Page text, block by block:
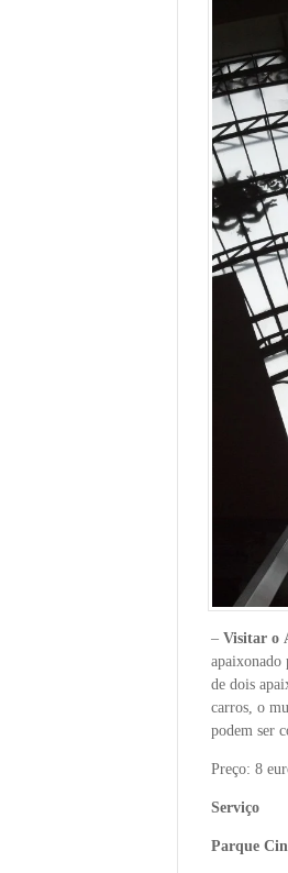
– Visitar o
apaixonado
de dois
carros, o
podem ser
Preço: 8
Serviço
Parque